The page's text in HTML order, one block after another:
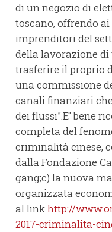
di un negozio di
toscano, offrendo
imprenditori del
della lavorazione
trasferire il proprio
una commissione
canali finanziari
dei flussi”.E' bene
completa del
criminalità cinese,
dalla Fondazione
gang;c) la nuova
organizzata
al linkhttp://
2017-criminalita-